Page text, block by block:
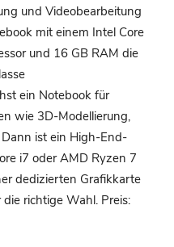
und Videobearbeitung
mit einem Intel Core
und 16 GB RAM die
ein Notebook für
wie 3D-Modellierung,
ist ein High-End-
i7 oder AMD Ryzen 7
dedizierten Grafikkarte
richtige Wahl. Preis: